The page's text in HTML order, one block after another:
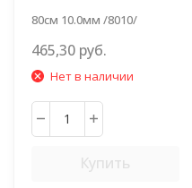
80см 10.0мм /8010/
465,30 руб.
Нет в наличии
Купить